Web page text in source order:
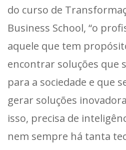
do curso de
Business School, “o
aquele que tem
encontrar soluções que
para a sociedade e que
gerar soluções
isso, precisa de
nem sempre há tanta